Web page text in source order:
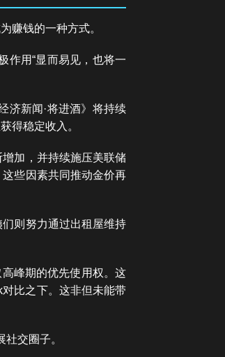
赚钱的一种方式。
作用“显而易见，也将一
济新闻·将进酒》将持续
得稳定收入。
加，并持续施压美联储
些因素共同推动金价再
则努力通过出租屋维持
峰期的优先使用权。这
比之下。这非但未能带
交圈子。